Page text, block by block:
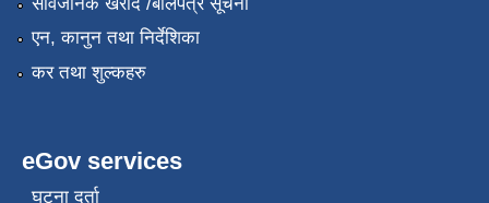
एन, कानुन तथा निर्देशिका
कर तथा शुल्कहरु
eGov services
घटना दर्ता